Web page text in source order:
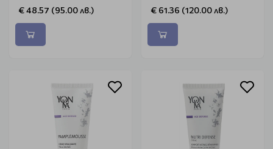
€ 48.57 (95.00 лв.) € 61.36 (120.00 лв.)